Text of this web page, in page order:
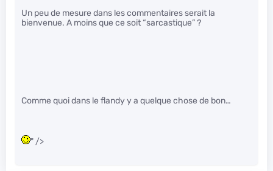
Un peu de mesure dans les commentaires serait la
bienvenue. A moins que ce soit “sarcastique” ?
Comme quoi dans le flandy y a quelque chose de bon…
" />